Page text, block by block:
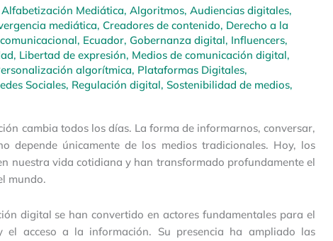
Alfabetización Mediática, Algoritmos, Audiencias digitales,
mediática, Creadores de contenido, Derecho a la
, Ecuador, Gobernanza digital, Influencers,
, Libertad de expresión, Medios de comunicación digital,
algorítmica, Plataformas Digitales,
Sociales, Regulación digital, Sostenibilidad de medios,
cambia todos los días. La forma de informarnos, conversar,
depende únicamente de los medios tradicionales. Hoy, los
nuestra vida cotidiana y han transformado profundamente el
mundo.
digital se han convertido en actores fundamentales para el
el acceso a la información. Su presencia ha ampliado las